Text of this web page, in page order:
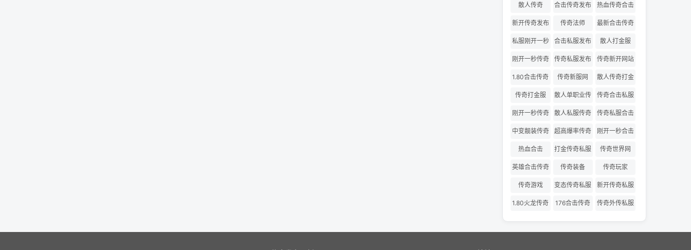
散人传奇
合击传奇发布
网
热血传奇合击
版
新开传奇发布
网
传奇法师
最新合击传奇
私服
私服刚开一秒
合击私服发布
网
散人打金服
刚开一秒传奇
传奇私服发布
网
传奇新开网站
1.80合击传奇 传奇新服网
散人传奇打金
版
传奇打金服
散人单职业传
奇
传奇合击私服
刚开一秒传奇
私服
散人私服传奇
传奇私服合击
发布网
中变靓装传奇 超高爆率传奇
刚开一秒合击
传奇
热血合击 打金传奇私服 传奇世界网
英雄合击传奇 传奇装备 传奇玩家
传奇游戏 变态传奇私服 新开传奇私服
1.80火龙传奇 176合击传奇 传奇外传私服